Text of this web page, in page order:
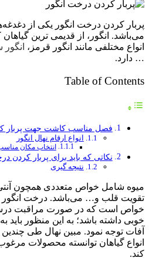
پربار کردن درخت انگور یکی از
می‌باشد. انگور، از قدیمی ترین
انواع مختلفی مانند انگور قرمز، انگور
… دارد.
Table of Contents
فصل مناسب کاشت جهت پربار
انواع ارقام نهال انگور
انتخاب مکان
نکاتی که باید برای پربار کردن
نتیجه گیری
میوه شامل خواص متعددی همچون
تقویت قلب و… می‌باشد. درخت
خواص است که در صورت مراقبت
خوبی داشته باشد؛ به این منظور باید
آفات توجه نمود. مبین نهال طی
انواع گیاهان توانسته محصولات مرغوب
کند.